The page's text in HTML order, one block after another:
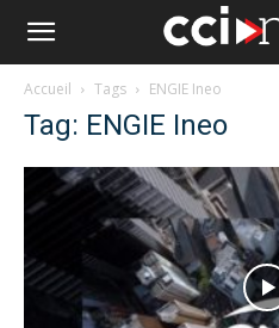
Accueil Tags ENGIE Ineo
Tag: ENGIE Ineo